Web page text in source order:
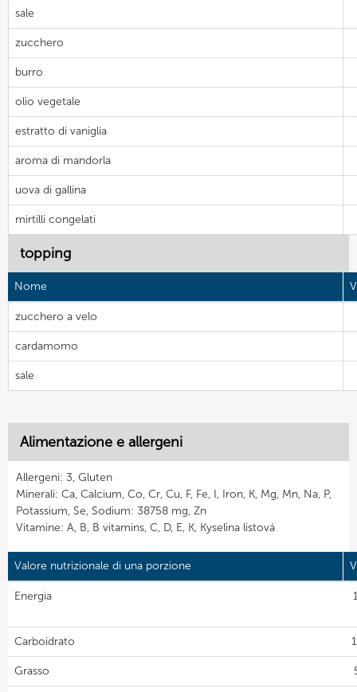
sale
zucchero
burro
olio vegetale
estratto di vaniglia
aroma di mandorla
uova di gallina
mirtilli congelati
topping
Nome
zucchero a velo
cardamomo
sale
Alimentazione e allergeni
Allergeni: 3, Gluten
Minerali: Ca, Calcium, Co, Cr, Cu, F, Fe, I, Iron, K, Mg, Mn, Na, P,
Potassium, Se, Sodium: 38758 mg, Zn
Vitamine: A, B, B vitamins, C, D, E, K, Kyselina listová
Valore nutrizionale di una porzione
Energia
Carboidrato
Grasso